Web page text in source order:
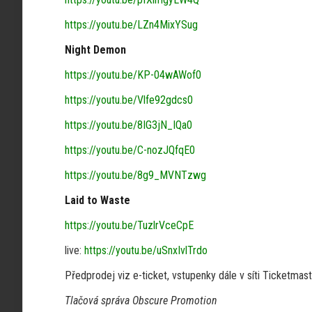
https://youtu.be/LZn4MixYSug
Night Demon
https://youtu.be/KP-04wAWof0
https://youtu.be/Vlfe92gdcs0
https://youtu.be/8IG3jN_IQa0
https://youtu.be/C-nozJQfqE0
https://youtu.be/8g9_MVNTzwg
Laid to Waste
https://youtu.be/TuzlrVceCpE
live: https://youtu.be/uSnxIvlTrdo
Předprodej viz e-ticket, vstupenky dále v síti
Tlačová správa Obscure Promotion